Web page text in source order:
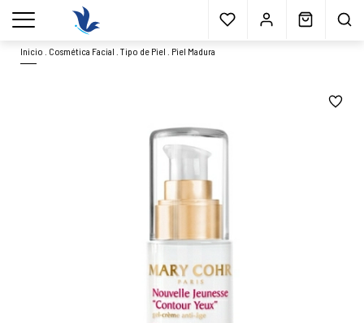
Envío gratisa partir 40€* Muestras gratis Blog
menu
Inicio Cosmética Facial .Tipo de Piel Piel Madura